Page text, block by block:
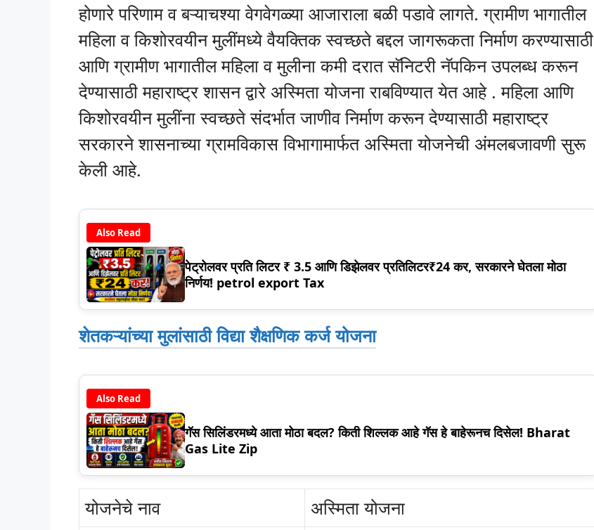
होणारे परिणाम व बऱ्याचश्या वेगवेगळ्या आजाराला बळी पडावे लागते. ग्रामीण भागातील
महिला व किशोरवयीन मुलींमध्ये वैयक्तिक स्वच्छते बद्दल जागरूकता निर्माण करण्यासाठी
आणि ग्रामीण भागातील महिला व मुलीना कमी दरात सॅनिटरी नॅपकिन उपलब्ध करून
देण्यासाठी महाराष्ट्र शासन द्वारे अस्मिता योजना राबविण्यात येत आहे . महिला आणि
किशोरवयीन मुलींना स्वच्छते संदर्भात जाणीव निर्माण करून देण्यासाठी महाराष्ट्र
सरकारने शासनाच्या ग्रामविकास विभागामार्फत अस्मिता योजनेची अंमलबजावणी सुरू
केली आहे.
Also Read
पेट्रोलवर प्रति लिटर ₹ 3.5 आणि डिझेलवर प्रतिलिटर₹24 कर, सरकारने घेतला मोठा
निर्णय! petrol export Tax
शेतकऱ्यांच्या मुलांसाठी विद्या शैक्षणिक कर्ज योजना
Also Read
गॅस सिलिंडरमध्ये आता मोठा बदल? किती शिल्लक आहे गॅस हे बाहेरूनच दिसेल! Bharat
Gas Lite Zip
योजनेचे नाव अस्मिता योजना